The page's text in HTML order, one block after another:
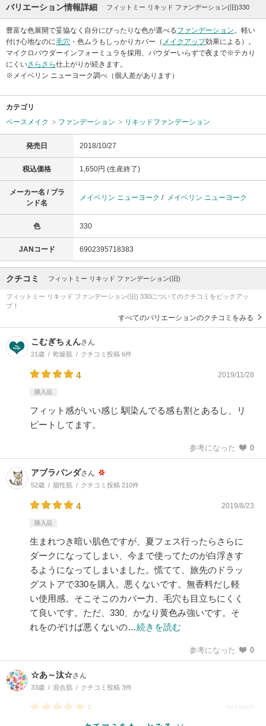
バリエーション情報詳細 フィットミー リキッド ファンデーション(旧)330
豊富な色展開で妥協なく自分にぴったりな色が選べるファンデーション。軽い
付け心地なのに毛穴 ・色ムラもしっかりカバー（ メイクアップ効果による）。
マイクロパウダーインフォーミュラを採用、パウダーいらずで夜まで※テカり
にくいさらさら仕上がりが続きます。
※メイベリン ニューヨーク調べ（個人差があります）
カテゴリ
ベースメイク
ファンデーション リキッドファンデーション
発売日 2018/10/27
税込価格 1,650円 (生産終了)
メーカー名 / ブラ
ンド名
メイベリン ニューヨーク / メイベリン ニューヨーク
色 330
JANコード 6902395718383
クチコミ フィットミー リキッド ファンデーション(旧)
フィットミー リキッド ファンデーション(旧) 330についてのクチコミをピックアッ
プ！
すべてのバリエーションのクチコミをみる
こむぎちぇんさん
21歳 乾燥肌 クチコミ投稿 6件
4 2019/11/28
購入品
フィット感がいい感じ 馴染んでる感も割とあるし、リ
ピートしてます。
参考になった 0
アブラパンダさん
52歳 脂性肌 クチコミ投稿 210件
4 2019/8/23
購入品
生まれつき暗い肌色ですが、夏フェス行ったらさらに
ダークになってしまい、今まで使ってたのが白浮きす
るようになってしまいました。慌てて、旅先のドラッ
グストアで330を購入。悪くないです。無香料だし軽
い使用感。そこそこのカバー力、毛穴も目立ちにくく
て良いです。ただ、330、かなり黄色み強いです。そ
れをのぞけば悪くないの…続きを読む
参考になった 0
☆あ～汰☆さん
33歳 混合肌 クチコミ投稿 3件
5 2019/6/3